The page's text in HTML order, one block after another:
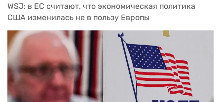
WSJ: в ЕС считают, что экономическая политика
США изменилась не в пользу Европы